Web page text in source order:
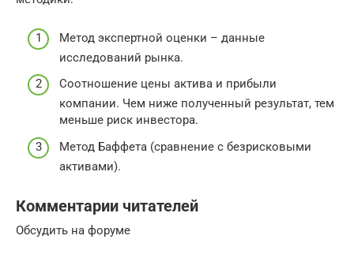
Метод экспертной оценки – данные
исследований рынка.
Соотношение цены актива и прибыли
компании. Чем ниже полученный результат, тем
меньше риск инвестора.
Метод Баффета (сравнение с безрисковыми
активами).
Комментарии читателей
Обсудить на форуме